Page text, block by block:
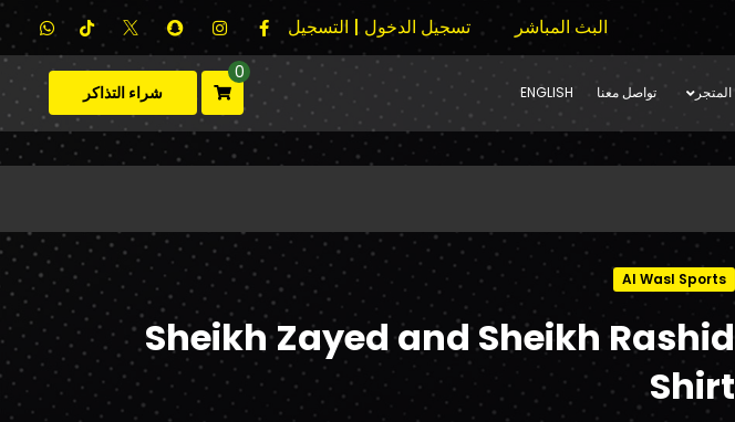
البث المباشر تسجيل الدخول | التسجيل
المتجر تواصل معنا ENGLISH
0
شراء التذاكر
Al Wasl Sports
Sheikh Zayed and Sheikh Rashid
Shirt